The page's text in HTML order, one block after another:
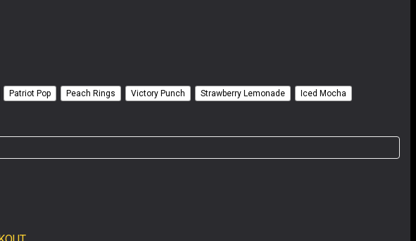
Patriot Pop Peach Rings Victory Punch Strawberry Lemonade
Iced Mocha